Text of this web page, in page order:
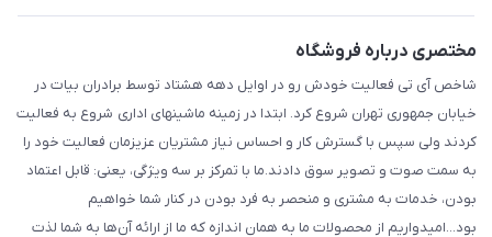
مختصری درباره فروشگاه
شاخص آی تی فعالیت خودش رو در اوایل دهه هشتاد توسط برادران بیات در
خیابان جمهوری تهران شروع کرد. ابتدا در زمینه ماشینهای اداری شروع به فعالیت
کردند ولی سپس با گسترش کار و احساس نیاز مشتریان عزیزمان فعالیت خود را
به سمت صوت و تصویر سوق دادند.ما با تمرکز بر سه ویژگی، یعنی: قابل اعتماد
بودن، خدمات به مشتری و منحصر به فرد بودن در کنار شما خواهیم
بود...امیدواریم از محصولات ما به همان اندازه که ما از ارائه آن‌ها به شما لذت